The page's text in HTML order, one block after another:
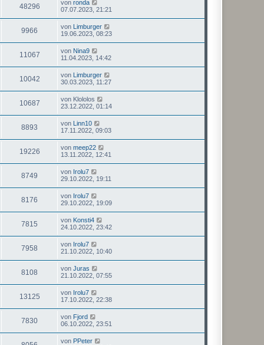
48296 von ronda
07.07.2023, 21:21
9966 von Limburger
19.06.2023, 08:23
11067 von Nina9
11.04.2023, 14:42
10042 von Limburger
30.03.2023, 11:27
10687 von Klololos
23.12.2022, 01:14
8893 von Linn10
17.11.2022, 09:03
19226 von meep22
13.11.2022, 12:41
8749 von Irolu7
29.10.2022, 19:11
8176 von Irolu7
29.10.2022, 19:09
7815 von Konsti4
24.10.2022, 23:42
7958 von Irolu7
21.10.2022, 10:40
8108 von Juras
21.10.2022, 07:55
13125 von Irolu7
17.10.2022, 22:38
7830 von Fjord
06.10.2022, 23:51
von PPeter